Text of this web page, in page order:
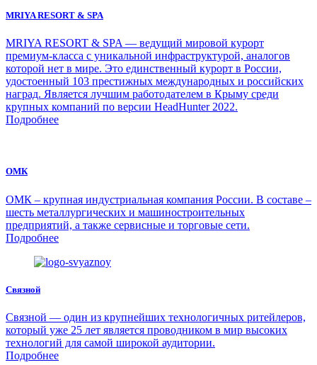
MRIYA RESORT & SPA
MRIYA RESORT & SPA — ведущий мировой курорт
премиум-класса с уникальной инфраструктурой, аналогов
которой нет в мире. Это единственный курорт в России,
удостоенный 103 престижных международных и российских
наград. Является лучшим работодателем в Крыму среди
крупных компаний по версии HeadHunter 2022.
Подробнее
ОМК
ОМК – крупная индустриальная компания России. В составе –
шесть металлургических и машиностроительных
предприятий, а также сервисные и торговые сети.
Подробнее
Связной
Связной — один из крупнейших технологичных ритейлеров,
который уже 25 лет является проводником в мир высоких
технологий для самой широкой аудитории.
Подробнее